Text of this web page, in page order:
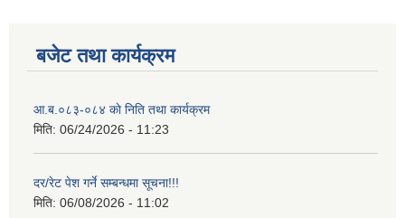
बजेट तथा कार्यक्रम
आ.ब.०८३-०८४ काे निति तथा कार्यक्रम
मिति: 06/24/2026 - 11:23
दर/रेट पेश गर्ने सम्बन्धमा सूचना!!!
मिति: 06/08/2026 - 11:02